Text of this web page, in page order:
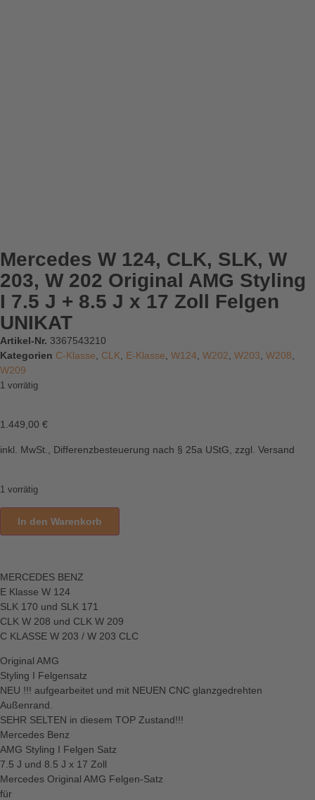
Mercedes W 124, CLK, SLK, W
203, W 202 Original AMG Styling
I 7.5 J + 8.5 J x 17 Zoll Felgen
UNIKAT
Artikel-Nr. 3367543210
Kategorien C-Klasse CLK E-Klasse W124 W202 W203 W208
W209
1 vorrätig
1.449,00 €
inkl. MwSt., Differenzbesteuerung nach § 25a UStG, zzgl. Versand
1 vorrätig
In den Warenkorb
MERCEDES BENZ
E Klasse W 124
SLK 170 und SLK 171
CLK W 208 und CLK W 209
C KLASSE W 203 / W 203 CLC
Original AMG
Styling I Felgensatz
NEU !!! aufgearbeitet und mit NEUEN CNC glanzgedrehten
Außenrand.
SEHR SELTEN in diesem TOP Zustand!!!
Mercedes Benz
AMG Styling I Felgen Satz
7.5 J und 8.5 J x 17 Zoll
Mercedes Original AMG Felgen-Satz
für